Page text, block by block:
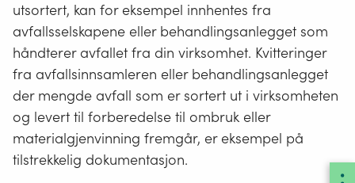
utsortert, kan for eksempel innhentes fra
avfallsselskapene eller behandlingsanlegget som
håndterer avfallet fra din virksomhet. Kvitteringer
fra avfallsinnsamleren eller behandlingsanlegget
der mengde avfall som er sortert ut i virksomheten
og levert til forberedelse til ombruk eller
materialgjenvinning fremgår, er eksempel på
tilstrekkelig dokumentasjon.